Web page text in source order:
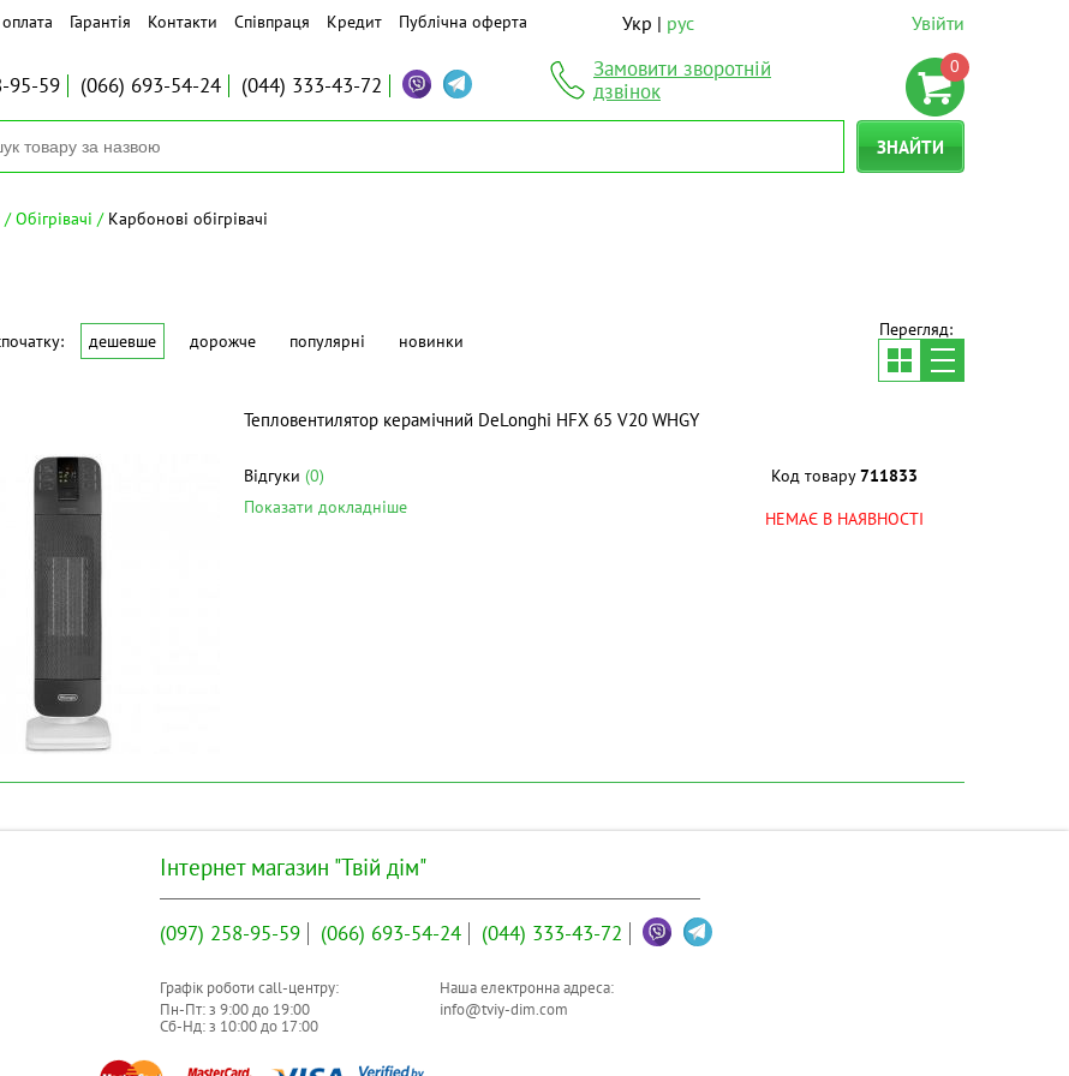
Гарантія Контакти Співпраця Кредит Публічна оферта Укр рус Увійти
95-59 (066) 693-54-24 (044) 333-43-72
Замовити зворотній
дзвінок
0
ЗНАЙТИ
Обігрівачі Карбонові обігрівачі
дешевше дорожче популярні новинки
Перегляд:
Тепловентилятор керамічний DeLonghi HFX 65 V20 WHGY
Відгуки (0)
Показати докладніше
Код товару711833
НЕМАЄ В НАЯВНОСТІ
Інтернет магазин "Твій дім"
(097) 258-95-59 (066) 693-54-24 (044) 333-43-72
Графік роботи call-центру:
Пн-Пт: з 9:00до 19:00
Сб-Нд: з 10:00до 17:00
Наша електронна адреса:
info@tviy-dim.com